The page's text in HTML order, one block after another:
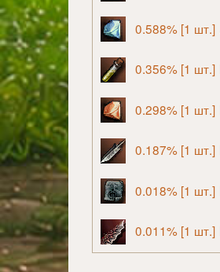
0.588% [1 шт.]
0.356% [1 шт.]
0.298% [1 шт.]
0.187% [1 шт.]
0.018% [1 шт.]
0.011% [1 шт.]